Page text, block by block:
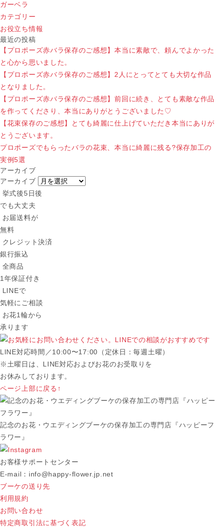
ガーベラ
カテゴリー
お役立ち情報
最近の投稿
【プロポーズ赤バラ保存のご感想】本当に素敵で、頼んでよかった
と心から思いました。
【プロポーズ赤バラ保存のご感想】2人にとってとても大切な作品
となりました。
【プロポーズ赤バラ保存のご感想】前回に続き、とても素敵な作品
を作ってくださり、本当にありがとうございました♡
【花束保存のご感想】とても綺麗に仕上げていただき本当にありが
とうございます。
プロポーズでもらったバラの花束、本当に綺麗に残る?保存加工の
実例5選
アーカイブ
アーカイブ
挙式後5日後
でも大丈夫
お届送料が
無料
クレジット決済
銀行振込
全商品
1年保証付き
LINEで
気軽にご相談
お花1輪から
承ります
LINE対応時間／10:00〜17:00（定休日：毎週土曜）
※土曜日は、LINE対応およびお花のお受取りを
お休みしております。
ページ上部に戻る↑
記念のお花・ウエディングブーケの保存加工の専門店『ハッピーフ
ラワー』
お客様サポートセンター
E-mail：info@happy-flower.jp.net
ブーケの送り先
利用規約
お問い合わせ
特定商取引法に基づく表記